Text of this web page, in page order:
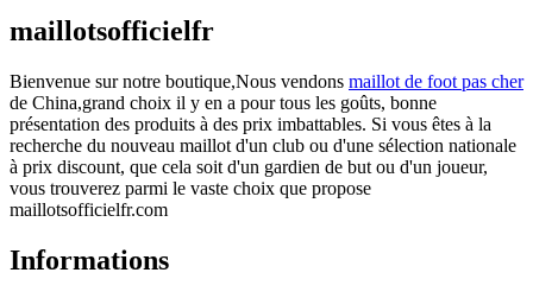
maillotsofficielfr
Bienvenue sur notre boutique,Nous vendons maillot de foot pas cher
de China,grand choix il y en a pour tous les goûts, bonne
présentation des produits à des prix imbattables. Si vous êtes à la
recherche du nouveau maillot d'un club ou d'une sélection nationale
à prix discount, que cela soit d'un gardien de but ou d'un joueur,
vous trouverez parmi le vaste choix que propose
maillotsofficielfr.com
Informations